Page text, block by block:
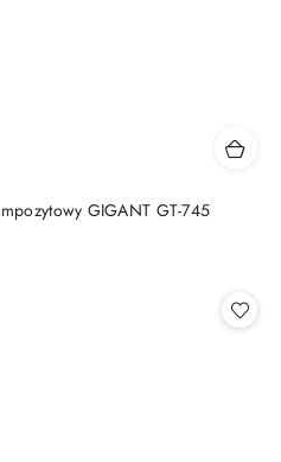
GIGANT GT-745